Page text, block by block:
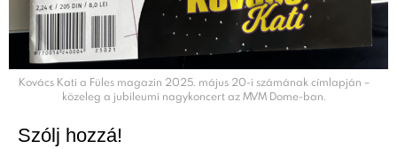
Kovács Kati a Füles magazin 2025. május 20-i számának címlapján –
közeleg a jubileumi nagykoncert az MVM Dome-ban.
Szólj hozzá!